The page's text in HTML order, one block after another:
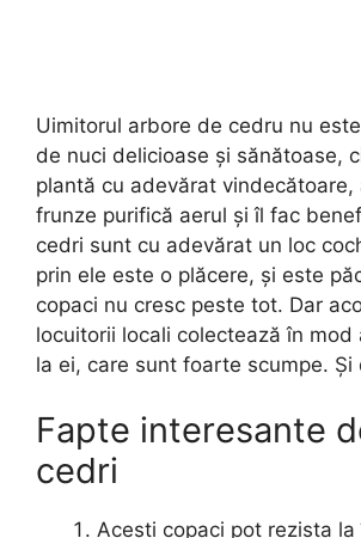
Uimitorul arbore de cedru nu
de nuci delicioase și sănătoase,
plantă cu adevărat vindecătoare,
frunze purifică aerul și îl fac
cedri sunt cu adevărat un loc
prin ele este o plăcere, și este
copaci nu cresc peste tot. Dar
locuitorii locali colectează în mod
la ei, care sunt foarte scumpe. Și
Fapte interesante
cedri
Acești copaci pot rezista la